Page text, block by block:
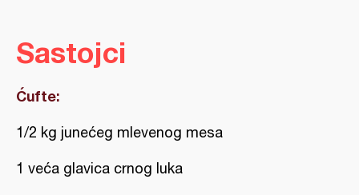
Sastojci
Ćufte:
1/2 kg junećeg mlevenog mesa
1 veća glavica crnog luka